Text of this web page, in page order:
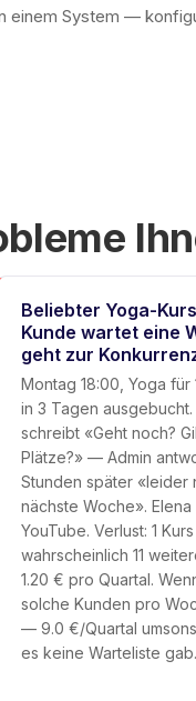
einem System —
Beliebter Yoga-
Kunde wartet eine
geht zur
Montag 18:00, Yoga
in 3 Tagen ausgebucht.
schreibt «Geht noch?
Plätze?» — Admin
Stunden später «leider
nächste Woche». Elena
YouTube. Verlust: 1
wahrscheinlich 11
1.20 € pro Quartal.
solche Kunden pro
— 9.0 €/Quartal
es keine Warteliste gab.